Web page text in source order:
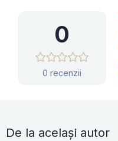
0
0 recenzii
De la același autor